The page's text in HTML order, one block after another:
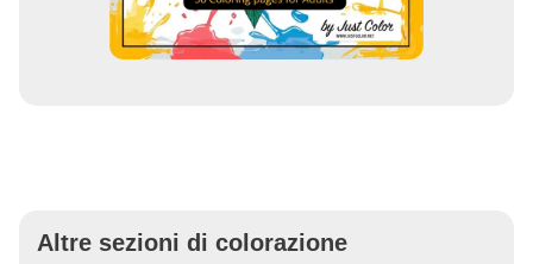
Altre sezioni di colorazione